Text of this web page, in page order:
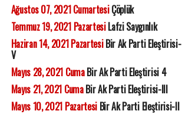
Ağustos 07, 2021 CumartesiÇöplük
Temmuz 19, 2021 PazartesiLafzi Saygınlık
Haziran 14, 2021 PazartesiBir Ak Parti Eleştirisi-
V
Mayıs 28, 2021 CumaBir Ak Parti Eleştirisi 4
Mayıs 21, 2021 CumaBir Ak Parti Eleştirisi-III
Mayıs 10, 2021 PazartesiBir Ak Parti Eleştirisi-II